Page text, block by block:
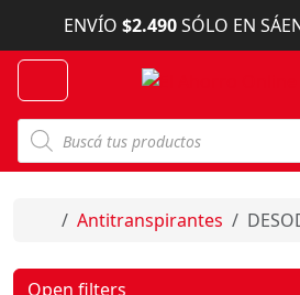
Skip to content
ENVÍO $2.490SÓLO EN
B
s
q
d
Home
Antitranspirantes
Open filters